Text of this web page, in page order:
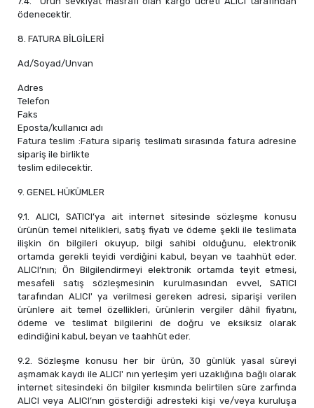
ödenecektir.
8. FATURA BİLGİLERİ
Ad/Soyad/Unvan
Adres
Telefon
Faks
Eposta/kullanıcı adı
Fatura teslim :Fatura sipariş teslimatı sırasında fatura adresine
sipariş ile birlikte
teslim edilecektir.
9. GENEL HÜKÜMLER
9.1. ALICI, SATICI’ya ait internet sitesinde sözleşme konusu
ürünün temel nitelikleri, satış fiyatı ve ödeme şekli ile teslimata
ilişkin ön bilgileri okuyup, bilgi sahibi olduğunu, elektronik
ortamda gerekli teyidi verdiğini kabul, beyan ve taahhüt eder.
ALICI’nın; Ön Bilgilendirmeyi elektronik ortamda teyit etmesi,
mesafeli satış sözleşmesinin kurulmasından evvel, SATICI
tarafından ALICI' ya verilmesi gereken adresi, siparişi verilen
ürünlere ait temel özellikleri, ürünlerin vergiler dâhil fiyatını,
ödeme ve teslimat bilgilerini de doğru ve eksiksiz olarak
edindiğini kabul, beyan ve taahhüt eder.
9.2. Sözleşme konusu her bir ürün, 30 günlük yasal süreyi
aşmamak kaydı ile ALICI' nın yerleşim yeri uzaklığına bağlı olarak
internet sitesindeki ön bilgiler kısmında belirtilen süre zarfında
ALICI veya ALICI’nın gösterdiği adresteki kişi ve/veya kuruluşa